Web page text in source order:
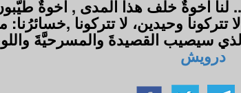
اخوةٌ خلف هذا المدى , اخوةٌ
وحيدين، لا تتركونا
سيصيب القصيدةَ والمسرحيَّةَ
درويش